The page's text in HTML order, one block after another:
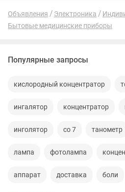
Объявления Электроника
Бытовые медицинские приборы
Популярные запросы
кислородный концентратор
ингалятор концентратор
инголятор со 7 танометр
лампа фотолампа
аппарат доставка боли